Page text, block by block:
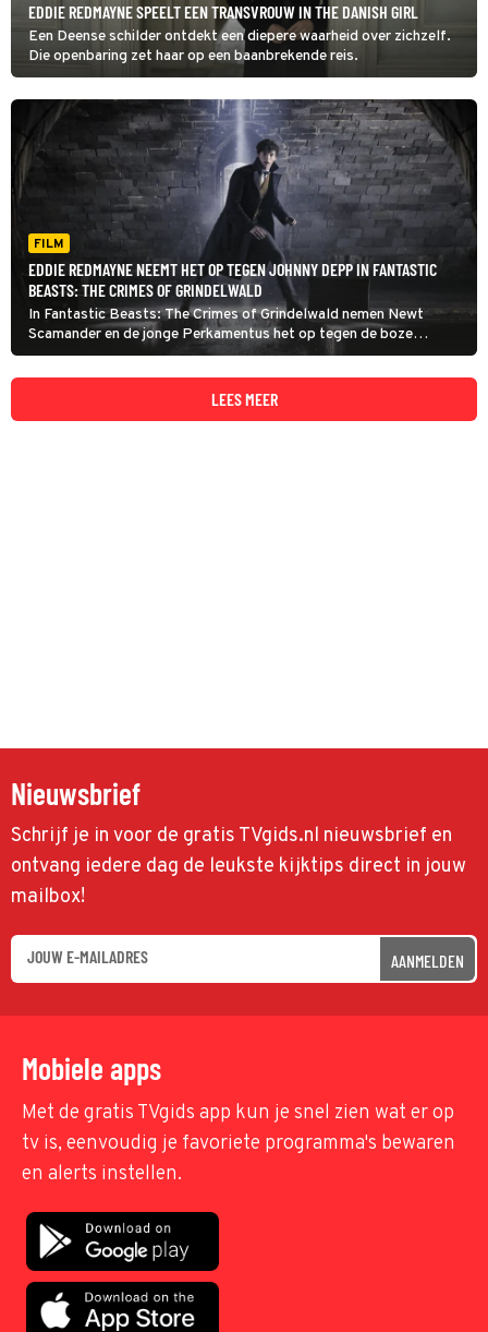
EDDIE REDMAYNE SPEELT EEN TRANSVROUW IN THE DANISH GIRL
Een Deense schilder ontdekt een diepere waarheid over zichzelf.
Die openbaring zet haar op een baanbrekende reis.
FILM
EDDIE REDMAYNE NEEMT HET OP TEGEN JOHNNY DEPP IN FANTASTIC
BEASTS: THE CRIMES OF GRINDELWALD
In Fantastic Beasts: The Crimes of Grindelwald nemen Newt
Scamander en de jonge Perkamentus het op tegen de boze
tovenaar Gellert Grindelwald.
LEES MEER
Nieuwsbrief
Schrijf je in voor de gratis TVgids.nl nieuwsbrief en
ontvang iedere dag de leukste kijktips direct in jouw
mailbox!
AANMELDEN
Mobiele apps
Met de gratis TVgids app kun je snel zien wat er op
tv is, eenvoudig je favoriete programma's bewaren
en alerts instellen.